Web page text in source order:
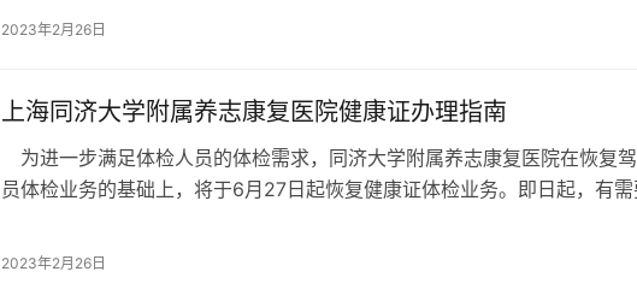
2023年2月26日
上海同济大学附属养志康复医院健康证办理指南
为进一步满足体检人员的体检需求，同济大学附属养志康复医院在恢复
员体检业务的基础上，将于6月27日起恢复健康证体检业务。即日起，有
2023年2月26日